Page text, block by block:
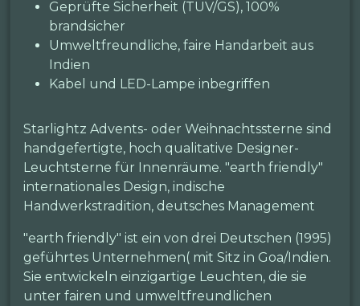
Geprüfte Sicherheit (TÜV/GS), 100%
brandsicher
Umweltfreundliche, faire Handarbeit aus
Indien
Kabel und LED-Lampe inbegriffen
Starlightz Advents- oder Weihnachtssterne sind
handgefertigte, hoch qualitative Designer-
Leuchtsterne für Innenräume. "earth friendly"
internationales Design, indische
Handwerkstradition, deutsches Management
"earth friendly" ist ein von drei Deutschen (1995)
geführtes Unternehmen( mit Sitz in Goa/Indien.
Sie entwickeln einzigartige Leuchten, die sie
unter fairen und umweltfreundlichen